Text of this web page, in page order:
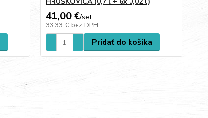
41,00 €/set
33,33 € bez DPH
Pridať do košíka